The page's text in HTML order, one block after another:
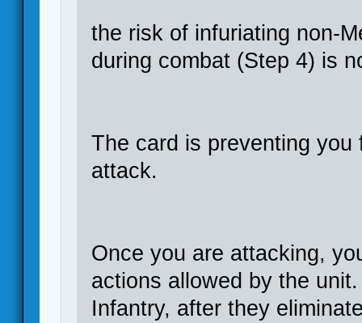
the risk of infuriating non-
during combat (Step 4) is
The card is preventing
attack.
Once you are attacking,
actions allowed by the
Infantry, after they